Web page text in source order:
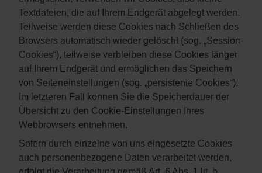
Textdateien, die auf Ihrem Endgerät abgelegt werden.
Teilweise werden diese Cookies nach Schließen des
Browsers automatisch wieder gelöscht (sog. „Session-
Cookies“), teilweise verbleiben diese Cookies länger
auf Ihrem Endgerät und ermöglichen das Speichern
von Seiteneinstellungen (sog. „persistente Cookies“).
Im letzteren Fall können Sie die Speicherdauer der
Übersicht zu den Cookie-Einstellungen Ihres
Webbrowsers entnehmen.
Sofern durch einzelne von uns eingesetzte Cookies
auch personenbezogene Daten verarbeitet werden,